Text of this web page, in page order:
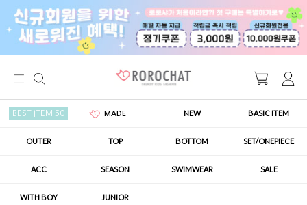
BEST ITEM 50 MADE NEW BASIC ITEM
OUTER TOP BOTTOM SET/ONEPIECE
ACC SEASON SWIMWEAR SALE
WITH BOY JUNIOR